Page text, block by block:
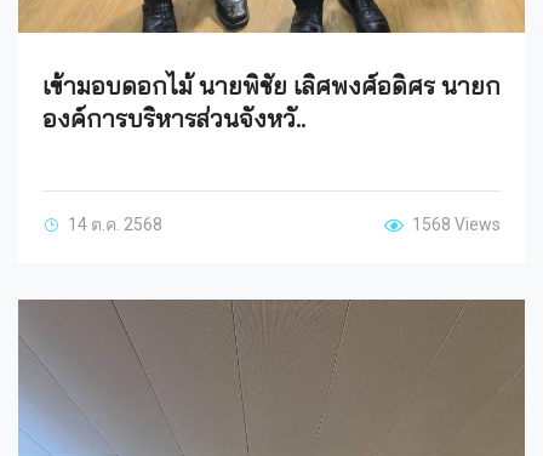
เข้ามอบดอกไม้ นายพิชัย เลิศพงศ์อดิศร นายก
องค์การบริหารส่วนจังหวั..
14 ต.ค. 2568 1568 Views